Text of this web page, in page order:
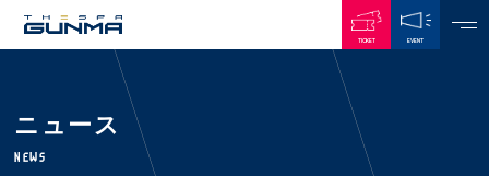
TICKET EVENT
ニュース
NEWS